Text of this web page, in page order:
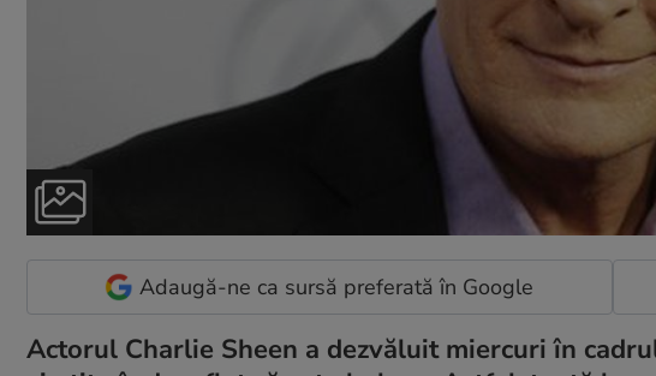
Adaugă-ne ca sursă preferată în Google
Actorul Charlie Sheen a dezvăluit miercuri în